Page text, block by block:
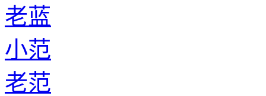
老蓝
小范
老范